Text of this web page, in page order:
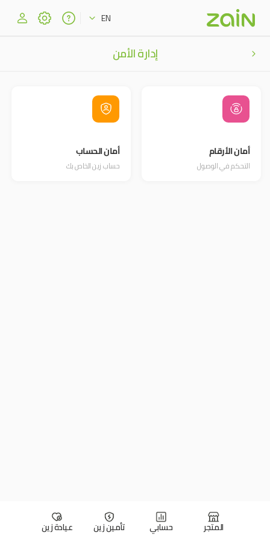
EN
المتجر حسابي تأمين زين عيادة زين
إدارة الأمن
أمان الأرقام
التحكم في الوصول
أمان الحساب
حساب زين الخاص بك